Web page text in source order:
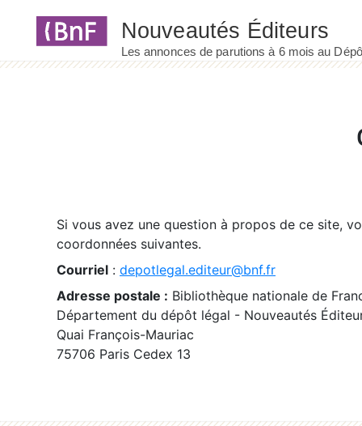
Si vous avez une question à propos de ce site,
coordonnées suivantes.
Courriel : depotlegal.editeur@bnf.fr
Adresse postale : Bibliothèque nationale de
Département du dépôt légal - Nouveautés
Quai François-Mauriac
75706 Paris Cedex 13